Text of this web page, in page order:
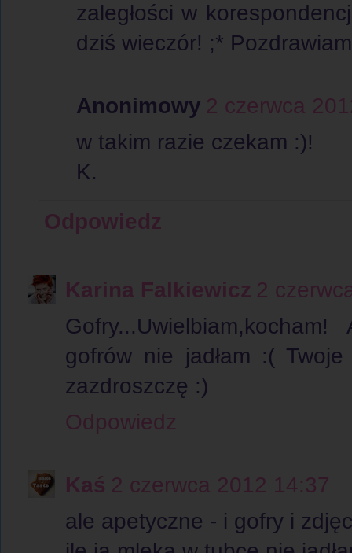
zaległości w
dziś wieczór! ;* Pozdrawiam
Anonimowy 2 czerwca
w takim razie czekam :)!
K.
Odpowiedz
Karina Falkiewicz 2
gofrów nie jadłam :(
zazdroszczę :)
Odpowiedz
Kaś 2 czerwca 2012 14:37
ale apetyczne - i gofry i